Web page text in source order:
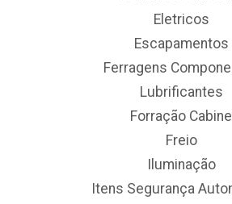
Eletricos
Escapamentos
Ferragens
Lubrificantes
Forração Cabine
Freio
Iluminação
Itens Segurança